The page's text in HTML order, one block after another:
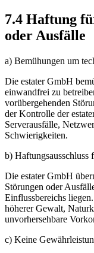
7.4 Haftung
oder Ausfälle
a) Bemühungen um
Die estater GmbH
einwandfrei zu
vorübergehenden
der Kontrolle der
Serverausfälle,
Schwierigkeiten.
b) Haftungsausschluss
Die estater GmbH
Störungen oder
Einflussbereichs
höherer Gewalt,
unvorhersehbare
c) Keine